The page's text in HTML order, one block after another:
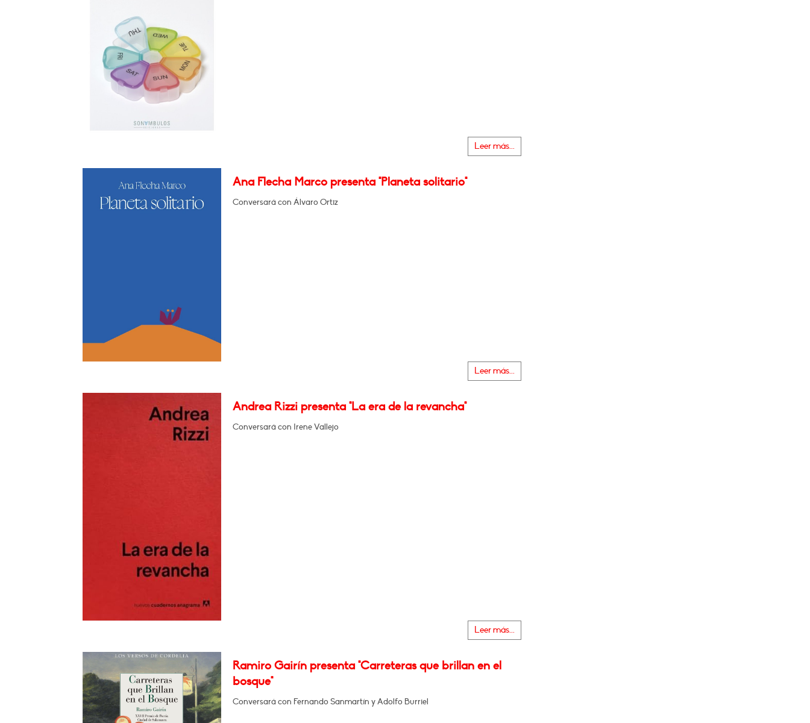
Leer más...
Ana Flecha Marco presenta "Planeta solitario"
Conversará con Álvaro Ortiz
Leer más...
Andrea Rizzi presenta "La era de la revancha"
Conversará con Irene Vallejo
Leer más...
Ramiro Gairín presenta "Carreteras que brillan en el
bosque"
Conversará con Fernando Sanmartín y Adolfo Burriel